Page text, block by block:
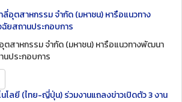
สาหกรรม จำกัด (มหาชน) หารือแนวทางพัฒนา
ประกอบการ